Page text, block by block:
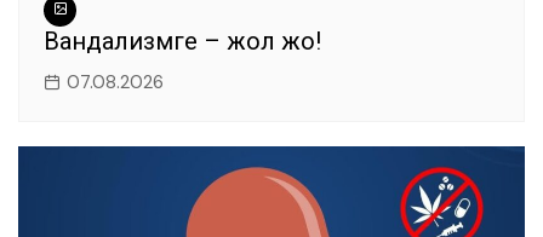
Вандализмге – жол жоқ!
07.08.2026